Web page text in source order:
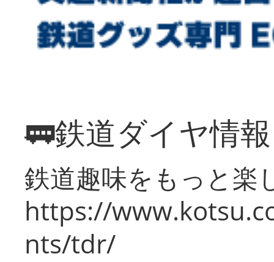
🚃鉄道ダイヤ情
鉄道趣味をもっと楽
https://
nts/tdr/